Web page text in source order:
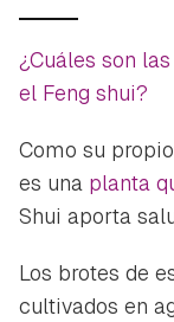
Para poder
¿Cuáles son
el Feng shui?
Como su
es una planta
Shui aporta
Los brotes de
cultivados en
Gracias